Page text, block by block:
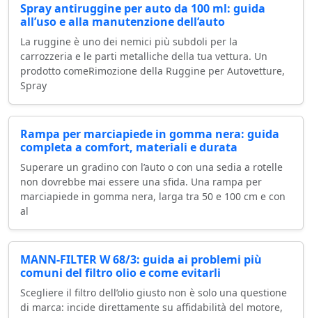
Spray antiruggine per auto da 100 ml: guida
all’uso e alla manutenzione dell’auto
La ruggine è uno dei nemici più subdoli per la
carrozzeria e le parti metalliche della tua vettura. Un
prodotto comeRimozione della Ruggine per Autovetture,
Spray
Rampa per marciapiede in gomma nera: guida
completa a comfort, materiali e durata
Superare un gradino con l’auto o con una sedia a rotelle
non dovrebbe mai essere una sfida. Una rampa per
marciapiede in gomma nera, larga tra 50 e 100 cm e con
al
MANN-FILTER W 68/3: guida ai problemi più
comuni del filtro olio e come evitarli
Scegliere il filtro dell’olio giusto non è solo una questione
di marca: incide direttamente su affidabilità del motore,